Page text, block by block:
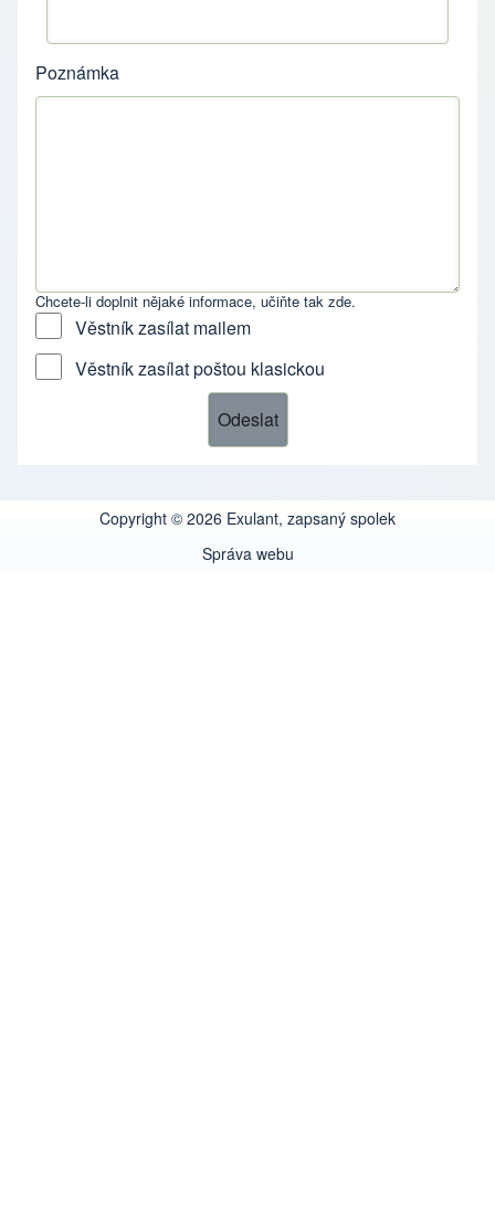
Poznámka
Chcete-li doplnit nějaké informace, učiňte tak zde.
Věstník zasílat mailem
Věstník zasílat poštou klasickou
Copyright © 2026 Exulant, zapsaný spolek
Správa webu